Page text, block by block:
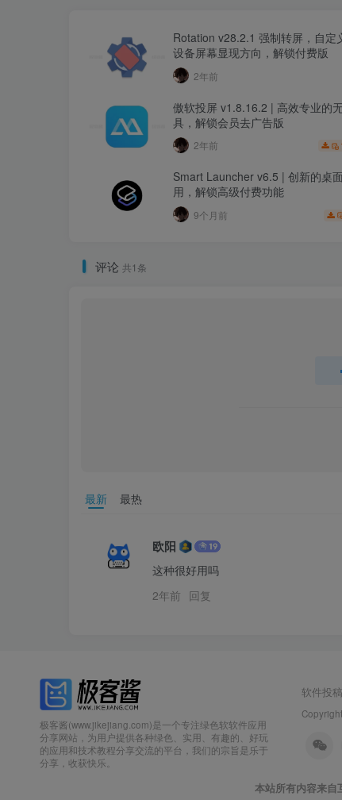
Rotation v28.2.1 强制转屏，自定
设备屏幕显现方向，解锁付费版
2年前
傲软投屏 v1.8.16.2 | 高效专业的
具，解锁会员去广告版
2年前
Smart Launcher v6.5 | 创新的桌
用，解锁高级付费功能
9个月前
评论 共1条
最新 最热
欧阳
这种很好用吗
2年前 回复
极客酱(www.jikejiang.com)是一个专注绿色软软件应用
分享网站，为用户提供各种绿色、实用、有趣的、好玩
的应用和技术教程分享交流的平台，我们的宗旨是乐于
分享，收获快乐。
软件投稿
本站所有内容来自